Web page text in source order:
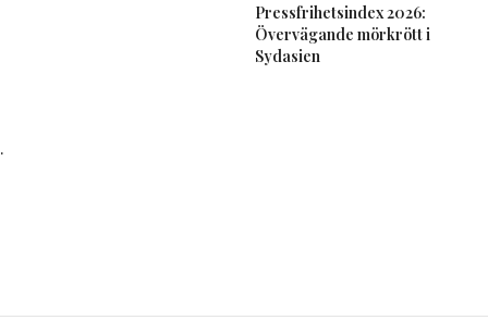
Pressfrihetsindex 2026:
Övervägande mörkrött i
Sydasien
.